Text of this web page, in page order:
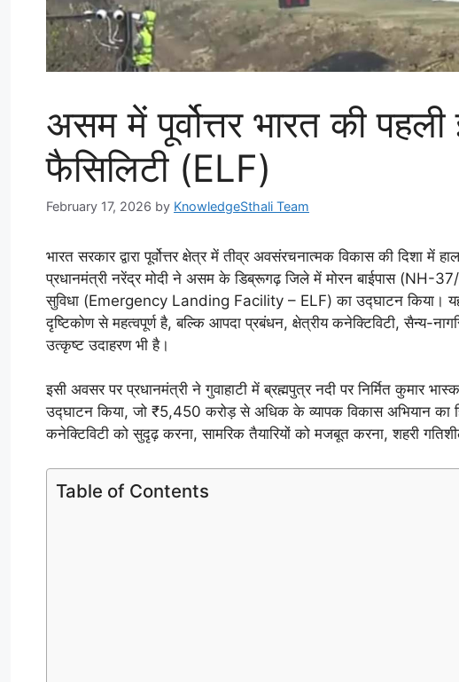
असम में पूर्वोत्तर भारत की
फैसिलिटी (ELF)
February 17, 2026 by KnowledgeSthali Team
भारत सरकार द्वारा पूर्वोत्तर क्षेत्र में तीव्र अवसंरचनात्मक विकास की दिशा में
प्रधानमंत्री नरेंद्र मोदी ने असम के डिब्रूगढ़ जिले में मोरन बाईपास (NH-
सुविधा (Emergency Landing Facility – ELF) का उद्घाटन किया। यह
दृष्टिकोण से महत्वपूर्ण है, बल्कि आपदा प्रबंधन, क्षेत्रीय कनेक्टिविटी, सैन्य-
उत्कृष्ट उदाहरण भी है।
इसी अवसर पर प्रधानमंत्री ने गुवाहाटी में ब्रह्मपुत्र नदी पर निर्मित कुमार
उद्घाटन किया, जो ₹5,450 करोड़ से अधिक के व्यापक विकास अभियान का
कनेक्टिविटी को सुदृढ़ करना, सामरिक तैयारियों को मजबूत करना, शहरी
Table of Contents